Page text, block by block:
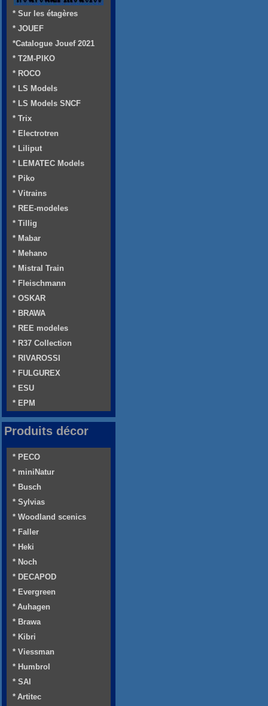
* Sur les étagères
* JOUEF
*Catalogue Jouef 2021
* T2M-PIKO
* ROCO
* LS Models
* LS Models SNCF
* Trix
* Electrotren
* Liliput
* LEMATEC Models
* Piko
* Vitrains
* REE-modeles
* Tillig
* Mabar
* Mehano
* Mistral Train
* Fleischmann
* OSKAR
* BRAWA
* REE modeles
* R37 Collection
* RIVAROSSI
* FULGUREX
* ESU
* EPM
Produits décor
* PECO
* miniNatur
* Busch
* Sylvias
* Woodland scenics
* Faller
* Heki
* Noch
* DECAPOD
* Evergreen
* Auhagen
* Brawa
* Kibri
* Viessman
* Humbrol
* SAI
* Artitec